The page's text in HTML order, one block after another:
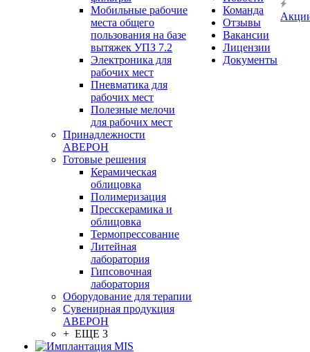
Мобильные рабочие
места общего
пользования на базе
вытяжек УПЗ 7.2
Электроника для
рабочих мест
Пневматика для
рабочих мест
Полезные мелочи
для рабочих мест
Принадлежности
АВЕРОН
Готовые решения
Керамическая
облицовка
Полимеризация
Пресскерамика и
облицовка
Термопрессование
Литейная
лаборатория
Гипсовочная
лаборатория
Оборудование для терапии
Сувенирная продукция
АВЕРОН
+ ЕЩЕ 3
Команда
Отзывы
Вакансии
Лицензии
Документы